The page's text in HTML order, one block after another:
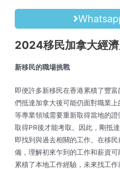
2024移民加拿大經
新移民的職場挑戰
即便許多新移民在香港累積了豐
們抵達加拿大後可能仍面對職業
等專業領域需要重新取得當地的
取得PR後才能考取。因此，剛抵
即找到與過去相關的工作。在移
備，理解初來乍到的工作和薪資
累積了本地工作經驗，未來找工作